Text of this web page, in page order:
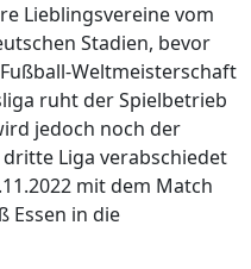
Lieblingsvereine vom
Stadien, bevor
Weltmeisterschaft
ruht der Spielbetrieb
jedoch noch der
Liga verabschiedet
mit dem Match
Essen in die